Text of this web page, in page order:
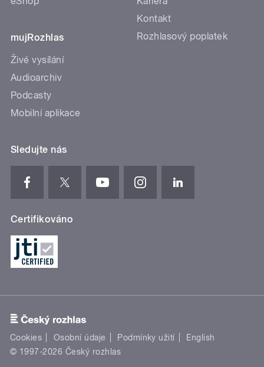
mujRozhlas
Živé vysílání
Audioarchiv
Podcasty
Mobilní aplikace
Kontakt
Rozhlasový poplatek
Sledujte nás
Certifikováno
Cookies Osobní údaje Podmínky užití
English
© 1997-2026 Český rozhlas